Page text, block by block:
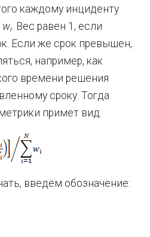
каждому инциденту
wi. Вес равен 1, если
Если же срок превышен,
например, как
времени решения
сроку. Тогда
примет вид:
введём обозначение: